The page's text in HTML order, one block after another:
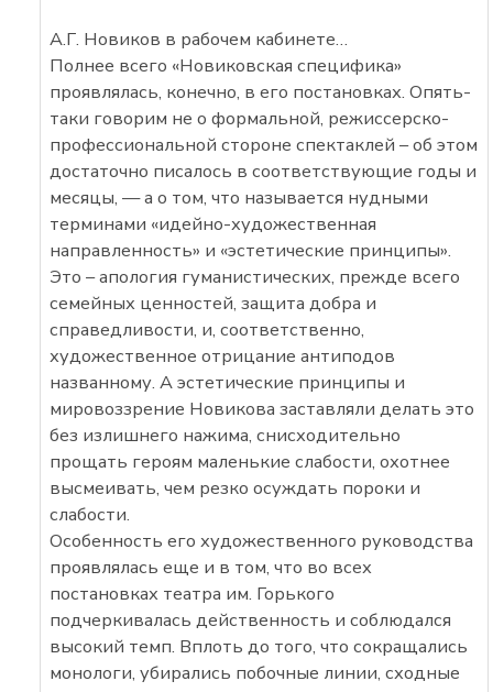
А.Г. Новиков в рабочем кабинете…
Полнее всего «Новиковская специфика»
проявлялась, конечно, в его постановках. Опять-
таки говорим не о формальной, режиссерско-
профессиональной стороне спектаклей – об этом
достаточно писалось в соответствующие годы и
месяцы, — а о том, что называется нудными
терминами «идейно-художественная
направленность» и «эстетические принципы».
Это – апология гуманистических, прежде всего
семейных ценностей, защита добра и
справедливости, и, соответственно,
художественное отрицание антиподов
названному. А эстетические принципы и
мировоззрение Новикова заставляли делать это
без излишнего нажима, снисходительно
прощать героям маленькие слабости, охотнее
высмеивать, чем резко осуждать пороки и
слабости.
Особенность его художественного руководства
проявлялась еще и в том, что во всех
постановках театра им. Горького
подчеркивалась действенность и соблюдался
высокий темп. Вплоть до того, что сокращались
монологи, убирались побочные линии, сходные